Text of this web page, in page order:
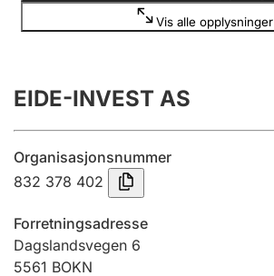
Årsrekneskap
Innsending og forseinkingsgebyr
Jeger
Vis alle opplysninger
EIDE-INVEST AS
Organisasjonsnummer
832 378 402
Forretningsadresse
Dagslandsvegen 6
5561 BOKN